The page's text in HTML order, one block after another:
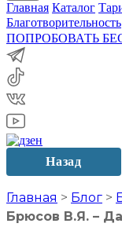
Главная Каталог
Благотворительность
ПОПРОБОВАТЬ
Назад
Главная > Блог >
Брюсов В.Я. –